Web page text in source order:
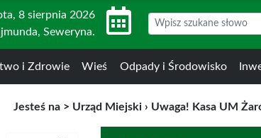
, 8 sierpnia 2026
Seweryna.
i Zdrowie Wieś Odpady i Środowisko
Jesteś na > Urząd Miejski › Uwaga! Kasa UM